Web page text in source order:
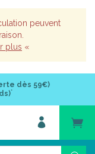
peuvent
plus «
dès 59€)
*